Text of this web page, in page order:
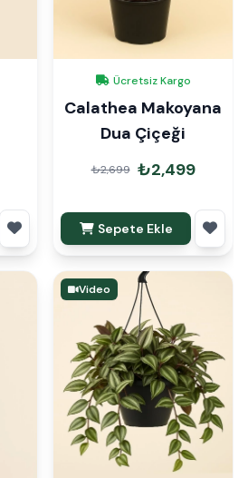
Ücretsiz Kargo
Calathea Makoyana
Dua Çiçeği
₺2,699 ₺2,499
Sepete Ekle
Video